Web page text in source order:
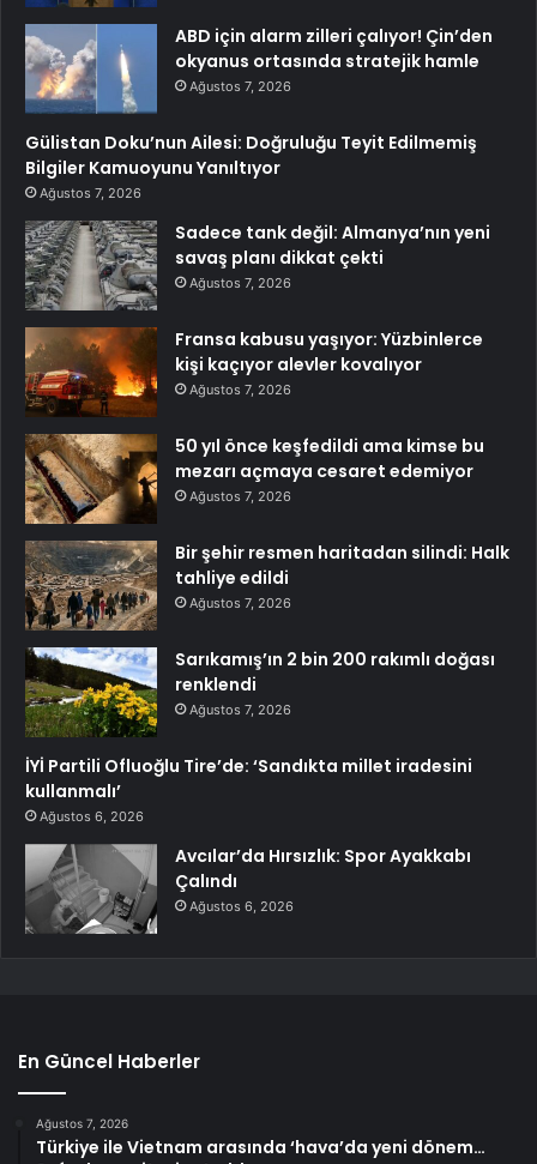
ABD için alarm zilleri çalıyor! Çin’den
okyanus ortasında stratejik hamle
Ağustos 7, 2026
Gülistan Doku’nun Ailesi: Doğruluğu Teyit Edilmemiş
Bilgiler Kamuoyunu Yanıltıyor
Ağustos 7, 2026
Sadece tank değil: Almanya’nın yeni
savaş planı dikkat çekti
Ağustos 7, 2026
Fransa kabusu yaşıyor: Yüzbinlerce
kişi kaçıyor alevler kovalıyor
Ağustos 7, 2026
50 yıl önce keşfedildi ama kimse bu
mezarı açmaya cesaret edemiyor
Ağustos 7, 2026
Bir şehir resmen haritadan silindi: Halk
tahliye edildi
Ağustos 7, 2026
Sarıkamış’ın 2 bin 200 rakımlı doğası
renklendi
Ağustos 7, 2026
İYİ Partili Ofluoğlu Tire’de: ‘Sandıkta millet iradesini
kullanmalı’
Ağustos 6, 2026
Avcılar’da Hırsızlık: Spor Ayakkabı
Çalındı
Ağustos 6, 2026
En Güncel Haberler
Ağustos 7, 2026
Türkiye ile Vietnam arasında ‘hava’da yeni dönem…